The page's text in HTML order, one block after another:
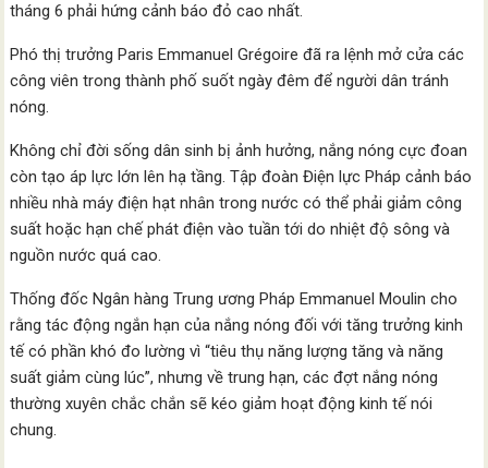
tháng 6 phải hứng cảnh báo đỏ cao nhất.
Phó thị trưởng Paris Emmanuel Grégoire đã ra lệnh mở cửa các
công viên trong thành phố suốt ngày đêm để người dân tránh
nóng.
Không chỉ đời sống dân sinh bị ảnh hưởng, nắng nóng cực đoan
còn tạo áp lực lớn lên hạ tầng. Tập đoàn Điện lực Pháp cảnh báo
nhiều nhà máy điện hạt nhân trong nước có thể phải giảm công
suất hoặc hạn chế phát điện vào tuần tới do nhiệt độ sông và
nguồn nước quá cao.
Thống đốc Ngân hàng Trung ương Pháp Emmanuel Moulin cho
rằng tác động ngắn hạn của nắng nóng đối với tăng trưởng kinh
tế có phần khó đo lường vì “tiêu thụ năng lượng tăng và năng
suất giảm cùng lúc”, nhưng về trung hạn, các đợt nắng nóng
thường xuyên chắc chắn sẽ kéo giảm hoạt động kinh tế nói
chung.